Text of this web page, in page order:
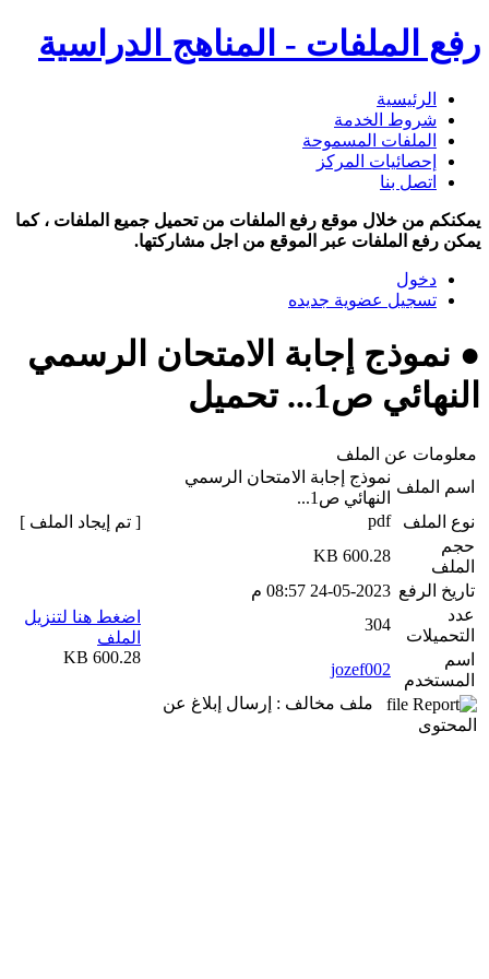
رفع الملفات - المناهج الدراسية
الرئيسية
شروط الخدمة
الملفات المسموحة
إحصائيات المركز
اتصل بنا
يمكنكم من خلال موقع رفع الملفات من تحميل جميع الملفات ، كما
يمكن رفع الملفات عبر الموقع من اجل مشاركتها.
دخول
تسجيل عضوية جديده
● نموذج إجابة الامتحان الرسمي
النهائي ص1... تحميل
معلومات عن الملف
اسم الملف
نموذج إجابة الامتحان الرسمي
النهائي ص1...
نوع الملف
pdf
حجم
الملف
600.28 KB
تاريخ الرفع 24-05-2023 08:57 م
عدد
التحميلات
304
اسم
المستخدم
jozef002
ملف مخالف : إرسال إبلاغ عن
المحتوى
[ تم إيجاد الملف ]
اضغط هنا لتنزيل
الملف
600.28 KB